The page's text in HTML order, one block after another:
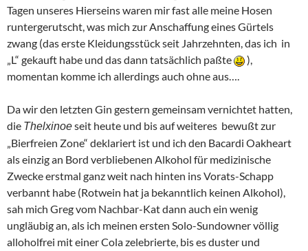
Tagen unseres Hierseins waren mir fast alle meine Hosen
runtergerutscht, was mich zur Anschaffung eines Gürtels
zwang (das erste Kleidungsstück seit Jahrzehnten, das ich in
„L“ gekauft habe und das dann tatsächlich paßte
),
momentan komme ich allerdings auch ohne aus….
Da wir den letzten Gin gestern gemeinsam vernichtet hatten,
die Thelxinoeseit heute und bis auf weiteres bewußt zur
„Bierfreien Zone“ deklariert ist und ich den Bacardi Oakheart
als einzig an Bord verbliebenen Alkohol für medizinische
Zwecke erstmal ganz weit nach hinten ins Vorats-Schapp
verbannt habe (Rotwein hat ja bekanntlich keinen Alkohol),
sah mich Greg vom Nachbar-Kat dann auch ein wenig
ungläubig an, als ich meinen ersten Solo-Sundowner völlig
alloholfrei mit einer Cola zelebrierte, bis es duster und